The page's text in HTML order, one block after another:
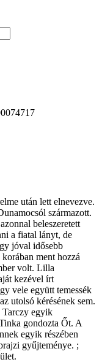
után lett elnevezve.
származott.
beleszeretett
a fiatal lányt, de
jóval idősebb
ment hozzá
volt. Lilla
kezével írt
vele együtt temessék
utolsó kérésének sem.
Tarczy egyik
gondozta Őt. A
egyik részében
gyűjteménye. ;